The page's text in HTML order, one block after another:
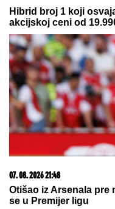
Može
skupe
kome